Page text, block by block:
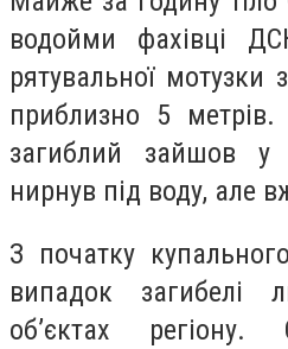
водойми фахівці
рятувальної мотузки
приблизно 5 метрів.
загиблий зайшов у
нирнув під воду, але
З початку
випадок загибелі
об’єктах